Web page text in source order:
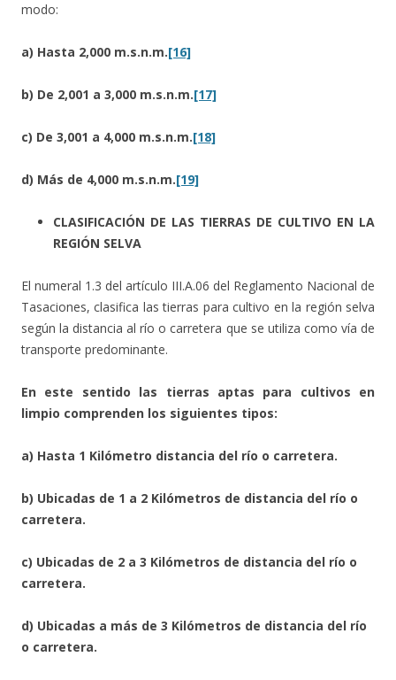
modo:
a) Hasta 2,000 m.s.n.m.[16]
b) De 2,001 a 3,000 m.s.n.m.[17]
c) De 3,001 a 4,000 m.s.n.m.[18]
d) Más de 4,000 m.s.n.m.[19]
CLASIFICACIÓN DE LAS TIERRAS DE CULTIVO EN LA
REGIÓN SELVA
El numeral 1.3 del artículo III.A.06 del Reglamento Nacional de
Tasaciones, clasifica las tierras para cultivo en la región selva
según la distancia al río o carretera que se utiliza como vía de
transporte predominante.
En este sentido las tierras aptas para cultivos en
limpio comprenden los siguientes tipos:
a) Hasta 1 Kilómetro distancia del río o carretera.
b) Ubicadas de 1 a 2 Kilómetros de distancia del río o
carretera.
c) Ubicadas de 2 a 3 Kilómetros de distancia del río o
carretera.
d) Ubicadas a más de 3 Kilómetros de distancia del río
o carretera.